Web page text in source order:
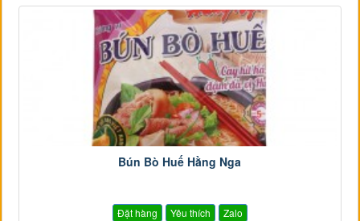
Bún Bò Huế Hằng Nga
Đặt hàng Yêu thích Zalo